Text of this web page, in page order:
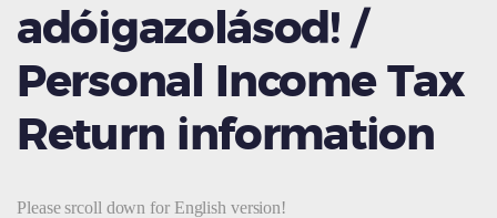
adóigazolásod! /
Personal Income Tax
Return information
Please srcoll down for English version!